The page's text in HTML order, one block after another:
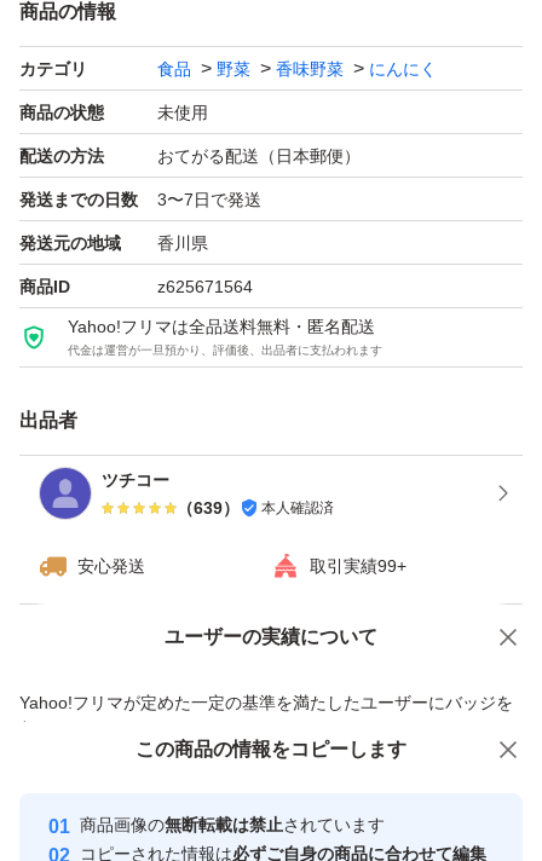
商品の情報
カテゴリ 食品 野菜 香味野菜 にんにく
商品の状態 未使用
配送の方法 おてがる配送（日本郵便）
発送までの日数 3〜7日で発送
発送元の地域 香川県
商品ID z625671564
Yahoo!フリマは全品送料無料・匿名配送
代金は運営が一旦預かり、評価後、出品者に支払われます
出品者
ツチコー
（639） 本人確認済
安心発送 取引実績99+
ユーザーの実績について
Yahoo!フリマが定めた一定の基準を満たしたユーザーにバッジを
付与しています
安心取引出品者
心・安全なユーザーです
価格の相談 商品への質問
この商品の情報をコピーします
商品画像の無断転載は禁止されています
コピーされた情報は必ずご自身の商品に合わせて編集
この商品をみている人にオススメ